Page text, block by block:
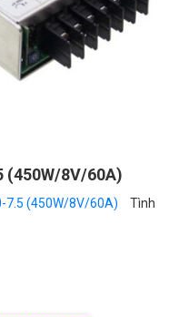
(450W/8V/60A)
7.5 (450W/8V/60A)
Tình